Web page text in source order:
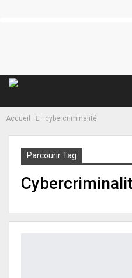
Accueil cybercriminalité
Parcourir Tag